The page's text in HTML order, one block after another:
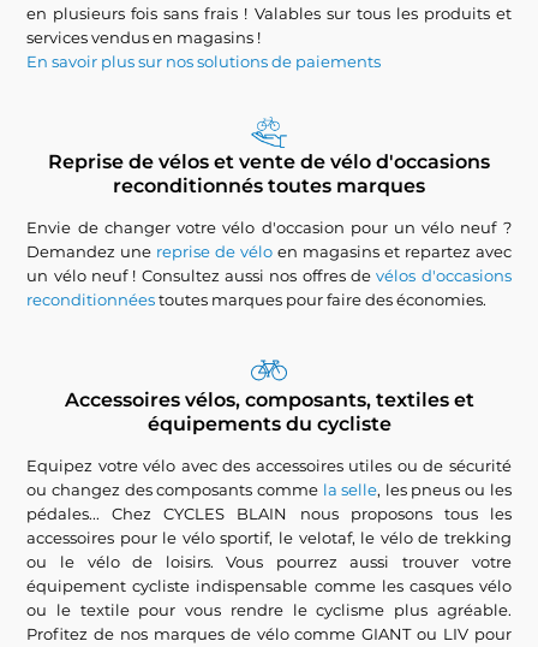
en plusieurs fois sans frais ! Valables sur tous les produits et
services vendus en magasins !
En savoir plus sur nos solutions de paiements
Reprise de vélos et vente de vélo d'occasions
reconditionnés toutes marques
Envie de changer votre vélo d'occasion pour un vélo neuf ?
Demandez une reprise de vélo en magasins et repartez avec
un vélo neuf ! Consultez aussi nos offres devélos d'occasions
reconditionnéestoutes marques pour faire des économies.
Accessoires vélos, composants, textiles et
équipements du cycliste
Equipez votre vélo avec des accessoires utiles ou de sécurité
ou changez des composants comme la selle, les pneus ou les
pédales... Chez CYCLES BLAIN nous proposons tous les
accessoires pour le vélo sportif, le velotaf, le vélo de trekking
ou le vélo de loisirs. Vous pourrez aussi trouver votre
équipement cycliste indispensable comme les casques vélo
ou le textile pour vous rendre le cyclisme plus agréable.
Profitez de nos marques de vélo comme GIANT ou LIV pour